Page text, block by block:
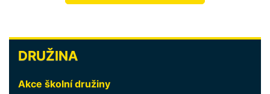
ŠKOLA
DRUŽINA
Akce školní družiny